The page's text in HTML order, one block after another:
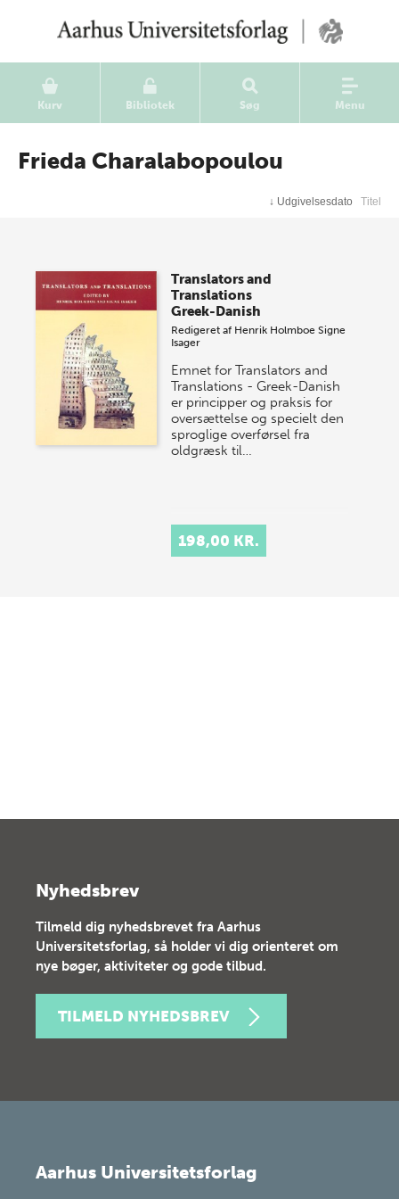
Kurv Bibliotek Søg Menu
Frieda Charalabopoulou
↓ Udgivelsesdato Titel
Translators and
Translations
Greek-Danish
Redigeret af Henrik Holmboe Signe
Isager
Emnet for Translators and
Translations - Greek-Danish
er principper og praksis for
oversættelse og specielt den
sproglige overførsel fra
oldgræsk til…
198,00 KR.
Nyhedsbrev
Tilmeld dig nyhedsbrevet fra Aarhus
Universitetsforlag, så holder vi dig orienteret om
nye bøger, aktiviteter og gode tilbud.
TILMELD NYHEDSBREV
Aarhus Universitetsforlag